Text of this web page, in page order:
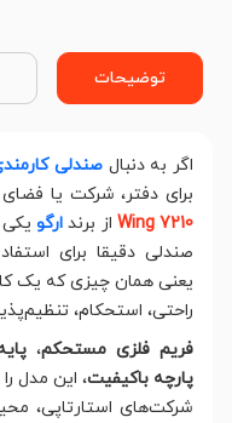
توضیحات
اگر به دنبالصندلی
برای دفتر، شرکت یا
Wing 7210 از برند ارگویکی
صندلی دقیقا برای
یعنی همان چیزی که یک
راحتی، استحکام،
فریم فلزی مستحکم،
پارچه باکیفیت، این مدل
شرکت‌های استارتاپی،